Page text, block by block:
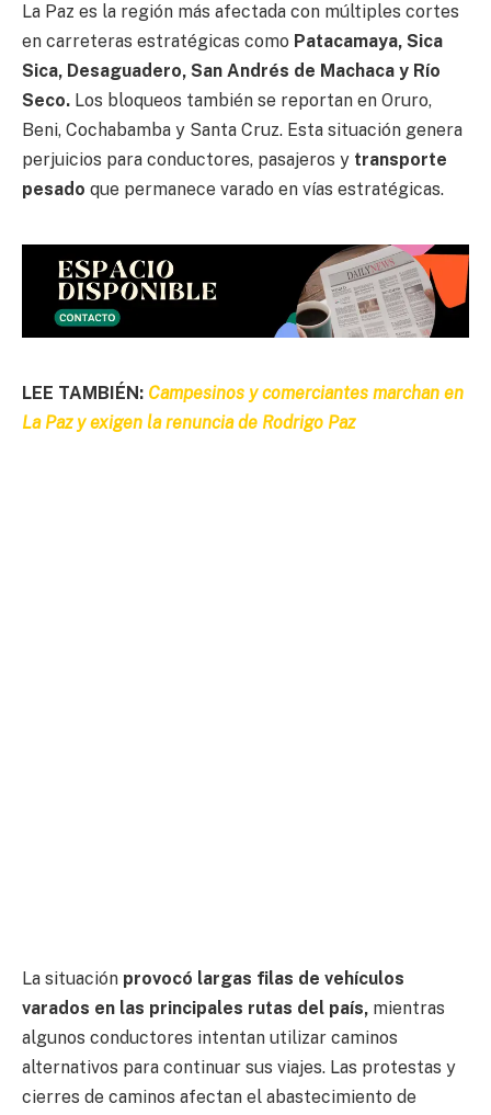
La Paz es la región más afectada con múltiples cortes
en carreteras estratégicas como Patacamaya, Sica
Sica, Desaguadero, San Andrés de Machaca y Río
Seco. Los bloqueos también se reportan en Oruro,
Beni, Cochabamba y Santa Cruz. Esta situación genera
perjuicios para conductores, pasajeros y transporte
pesado que permanece varado en vías estratégicas.
LEE TAMBIÉN: Campesinos y comerciantes marchan en
La Paz y exigen la renuncia de Rodrigo Paz
La situación provocó largas filas de vehículos
varados en las principales rutas del país, mientras
algunos conductores intentan utilizar caminos
alternativos para continuar sus viajes. Las protestas y
cierres de caminos afectan el abastecimiento de